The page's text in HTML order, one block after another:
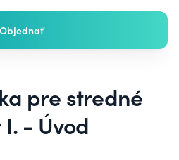
Objednať
pre stredné
I. - Úvod